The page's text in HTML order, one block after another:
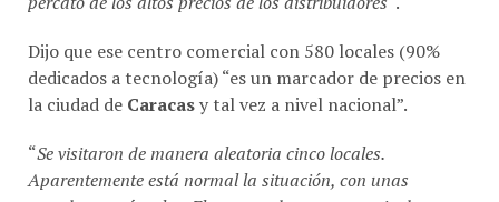
dedicados a tecnología) “es un marcador de precios en
la ciudad de Caracasy tal vez a nivel nacional”.
Aparentemente está normal la situación, con unas
grandes mayúsculas. El margen de costo y precio de venta